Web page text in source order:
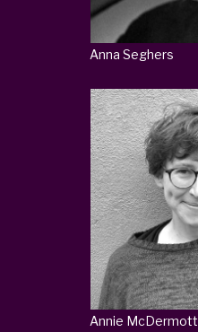
Anna Seghers
Annie McDermott